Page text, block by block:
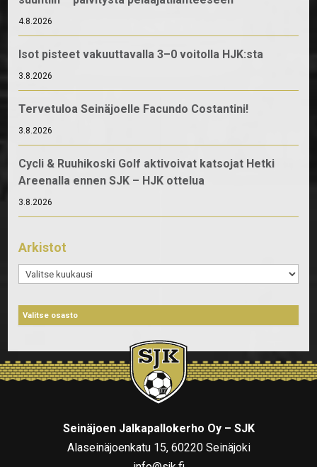
4.8.2026
Isot pisteet vakuuttavalla 3–0 voitolla HJK:sta
3.8.2026
Tervetuloa Seinäjoelle Facundo Costantini!
3.8.2026
Cycli & Ruuhikoski Golf aktivoivat katsojat Hetki
Areenalla ennen SJK – HJK ottelua
3.8.2026
Arkistot
Arkistot
Seinäjoen Jalkapallokerho Oy – SJK
Alaseinäjoenkatu 15, 60220 Seinäjoki